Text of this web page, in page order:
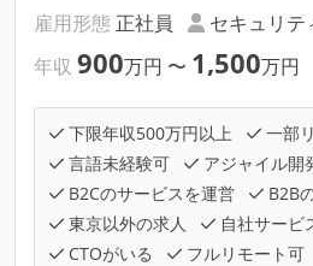
雇用形態 正社員 セキュリテ
年収 900万円 〜 1,500万円
下限年収500万円以上
一部
言語未経験可
アジャイル開
B2Cのサービスを運営
B2B
東京以外の求人
自社サービ
CTOがいる
フルリモート可